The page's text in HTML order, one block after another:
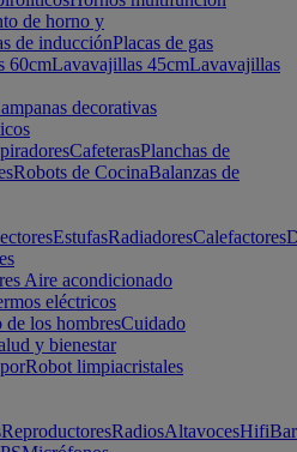
de horno y
de inducciónPlacas de gas
60cmLavavajillas 45cmLavavajillas
decorativas
CafeterasPlanchas de
Robots de CocinaBalanzas de
EstufasRadiadoresCalefactores
Aire acondicionado
eléctricos
de los hombresCuidado
y bienestar
Robot limpiacristales
ReproductoresRadiosAltavocesHifi